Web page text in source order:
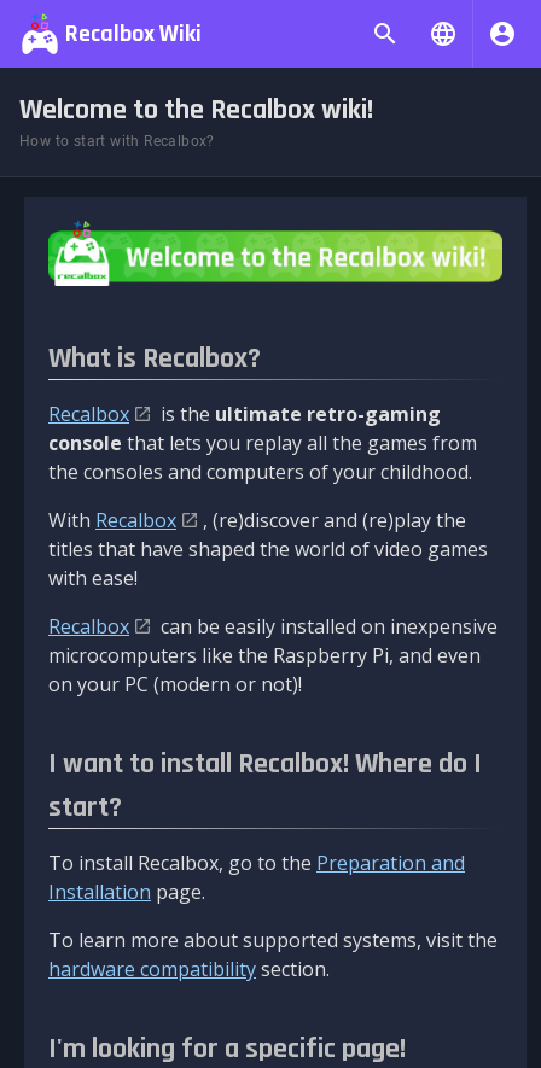
Recalbox Wiki
Welcome to the Recalbox wiki!
How to start with Recalbox?
What is Recalbox?
Recalbox is the ultimate retro-gaming
console that lets you replay all the games from
the consoles and computers of your childhood.
With Recalbox
, (re)discover and (re)play the
titles that have shaped the world of video games
with ease!
Recalbox
can be easily installed on inexpensive
microcomputers like the Raspberry Pi, and even
on your PC (modern or not)!
I want to install Recalbox! Where do I
start?
To install Recalbox, go to the Preparation and
Installation page.
To learn more about supported systems, visit the
hardware compatibilitysection.
I'm looking for a specific page!